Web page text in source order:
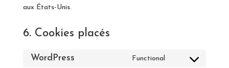
aux États-Unis.
6. Cookies placés
WordPress Functional
Consent